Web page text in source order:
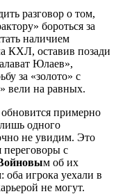
разговор о том,
бороться за
наличием
КХЛ, оставив позади
Юлаев»,
за «золото» с
вели на равных.
примерно
одного
не увидим. Это
переговоры с
м об их
игрока уехали в
не могут.